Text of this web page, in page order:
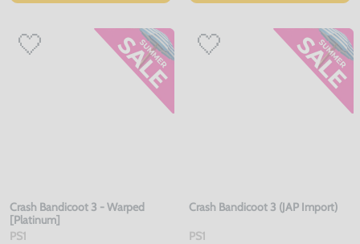
Crash Bandicoot 3 - Warped
[Platinum]
PS1
Crash Bandicoot 3 (JAP Import)
PS1